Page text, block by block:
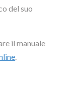
del suo
il manuale
.